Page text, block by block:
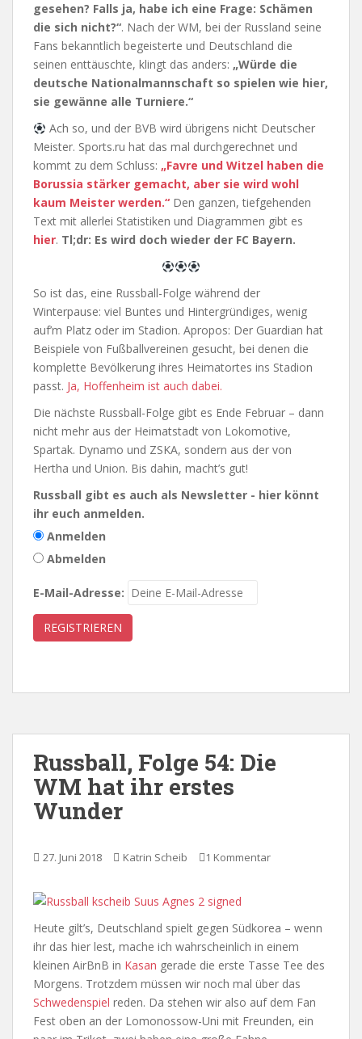
gesehen? Falls ja, habe ich eine Frage: Schämen
die sich nicht?“. Nach der WM, bei der Russland seine
Fans bekanntlich begeisterte und Deutschland die
seinen enttäuschte, klingt das anders: „Würde die
deutsche Nationalmannschaft so spielen wie hier,
sie gewänne alle Turniere.“
Ach so, und der BVB wird übrigens nicht Deutscher
Meister. Sports.ru hat das mal durchgerechnet und
kommt zu dem Schluss: „Favre und Witzel haben die
Borussia stärker gemacht, aber sie wird wohl
kaum Meister werden.“ Den ganzen, tiefgehenden
Text mit allerlei Statistiken und Diagrammen gibt es
hier. Tl;dr: Es wird doch wieder der FC Bayern.
So ist das, eine Russball-Folge während der
Winterpause: viel Buntes und Hintergründiges, wenig
auf’m Platz oder im Stadion. Apropos: Der Guardian hat
Beispiele von Fußballvereinen gesucht, bei denen die
komplette Bevölkerung ihres Heimatortes ins Stadion
passt. Ja, Hoffenheim ist auch dabei.
Die nächste Russball-Folge gibt es Ende Februar – dann
nicht mehr aus der Heimatstadt von Lokomotive,
Spartak. Dynamo und ZSKA, sondern aus der von
Hertha und Union. Bis dahin, macht’s gut!
Russball gibt es auch als Newsletter - hier könnt
ihr euch anmelden.
Anmelden
Abmelden
E-Mail-Adresse:
Russball, Folge 54: Die
WM hat ihr erstes
Wunder
27. Juni 2018 Katrin Scheib 1 Kommentar
Heute gilt’s, Deutschland spielt gegen Südkorea – wenn
ihr das hier lest, mache ich wahrscheinlich in einem
kleinen AirBnB in Kasan gerade die erste Tasse Tee des
Morgens. Trotzdem müssen wir noch mal über das
Schwedenspiel reden. Da stehen wir also auf dem Fan
Fest oben an der Lomonossow-Uni mit Freunden, ein